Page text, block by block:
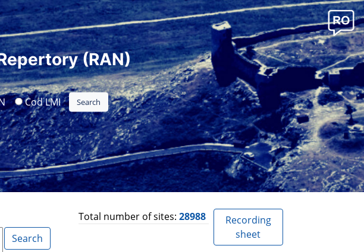
(RAN)
Cod LMI
Total number of sites: 28988
Recording
sheet